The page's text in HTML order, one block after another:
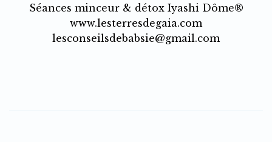
Séances minceur & détox Iyashi Dôme®
www.lesterresdegaia.com
lesconseilsdebabsie@gmail.com